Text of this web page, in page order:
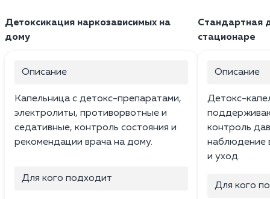
Детоксикация наркозависимых на
дому
Описание
Капельница с детокс-препаратами,
электролиты, противорвотные и
седативные, контроль состояния и
рекомендации врача на дому.
Для кого подходит
Стандартная
стационаре
Описание
Детокс-
контроль
наблюдение
и уход.
Для кого